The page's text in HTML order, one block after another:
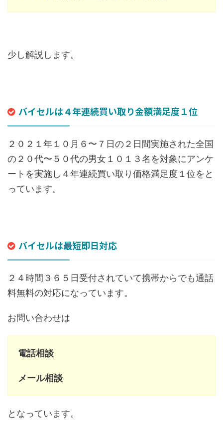
少し解説します。
バイセルは４年連続買い取り金額満足度１位
２０２１年１０月６〜７日の２日間実施された全国
の２０代〜５０代の男女１０１３名を対象にアンケ
ートを実施し４年連続買い取り価格満足度１位をと
っています。
バイセルは最短即日対応
２４時間３６５日受付されていて携帯からでも通話
料無料の対応になっています。
お問い合わせは
電話相談
メール相談
となっています。